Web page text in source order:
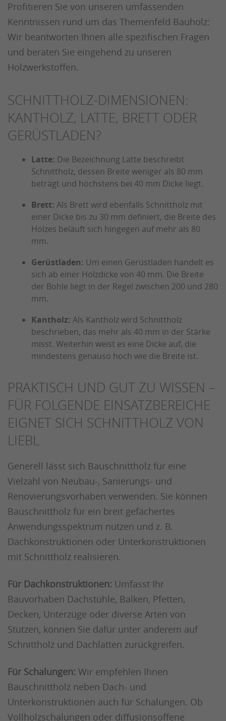
Profitieren Sie von unseren umfassenden
Kenntnissen rund um das Themenfeld Bauholz:
Wir beantworten Ihnen alle spezifischen Fragen
und beraten Sie eingehend zu unseren
Holzwerkstoffen.
SCHNITTHOLZ-DIMENSIONEN:
KANTHOLZ, LATTE, BRETT ODER
GERÜSTLADEN?
Latte: Die Bezeichnung Latte beschreibt
Schnittholz, dessen Breite weniger als 80 mm
beträgt und höchstens bei 40 mm Dicke liegt.
Brett: Als Brett wird ebenfalls Schnittholz mit
einer Dicke bis zu 30 mm definiert, die Breite des
Holzes beläuft sich hingegen auf mehr als 80
mm.
Gerüstladen: Um einen Gerüstladen handelt es
sich ab einer Holzdicke von 40 mm. Die Breite
der Bohle liegt in der Regel zwischen 200 und 280
mm.
Kantholz: Als Kantholz wird Schnittholz
beschrieben, das mehr als 40 mm in der Stärke
misst. Weiterhin weist es eine Dicke auf, die
mindestens genauso hoch wie die Breite ist.
PRAKTISCH UND GUT ZU WISSEN –
FÜR FOLGENDE EINSATZBEREICHE
EIGNET SICH SCHNITTHOLZ VON
LIEBL
Generell lässt sich Bauschnittholz für eine
Vielzahl von Neubau-, Sanierungs- und
Renovierungsvorhaben verwenden. Sie können
Bauschnittholz für ein breit gefächertes
Anwendungsspektrum nutzen und z. B.
Dachkonstruktionen oder Unterkonstruktionen
mit Schnittholz realisieren.
Für Dachkonstruktionen: Umfasst Ihr
Bauvorhaben Dachstühle, Balken, Pfetten,
Decken, Unterzüge oder diverse Arten von
Stützen, können Sie dafür unter anderem auf
Schnittholz und Dachlatten zurückgreifen.
Für Schalungen: Wir empfehlen Ihnen
Bauschnittholz neben Dach- und
Unterkonstruktionen auch für Schalungen. Ob
Vollholzschalungen oder diffusionsoffene